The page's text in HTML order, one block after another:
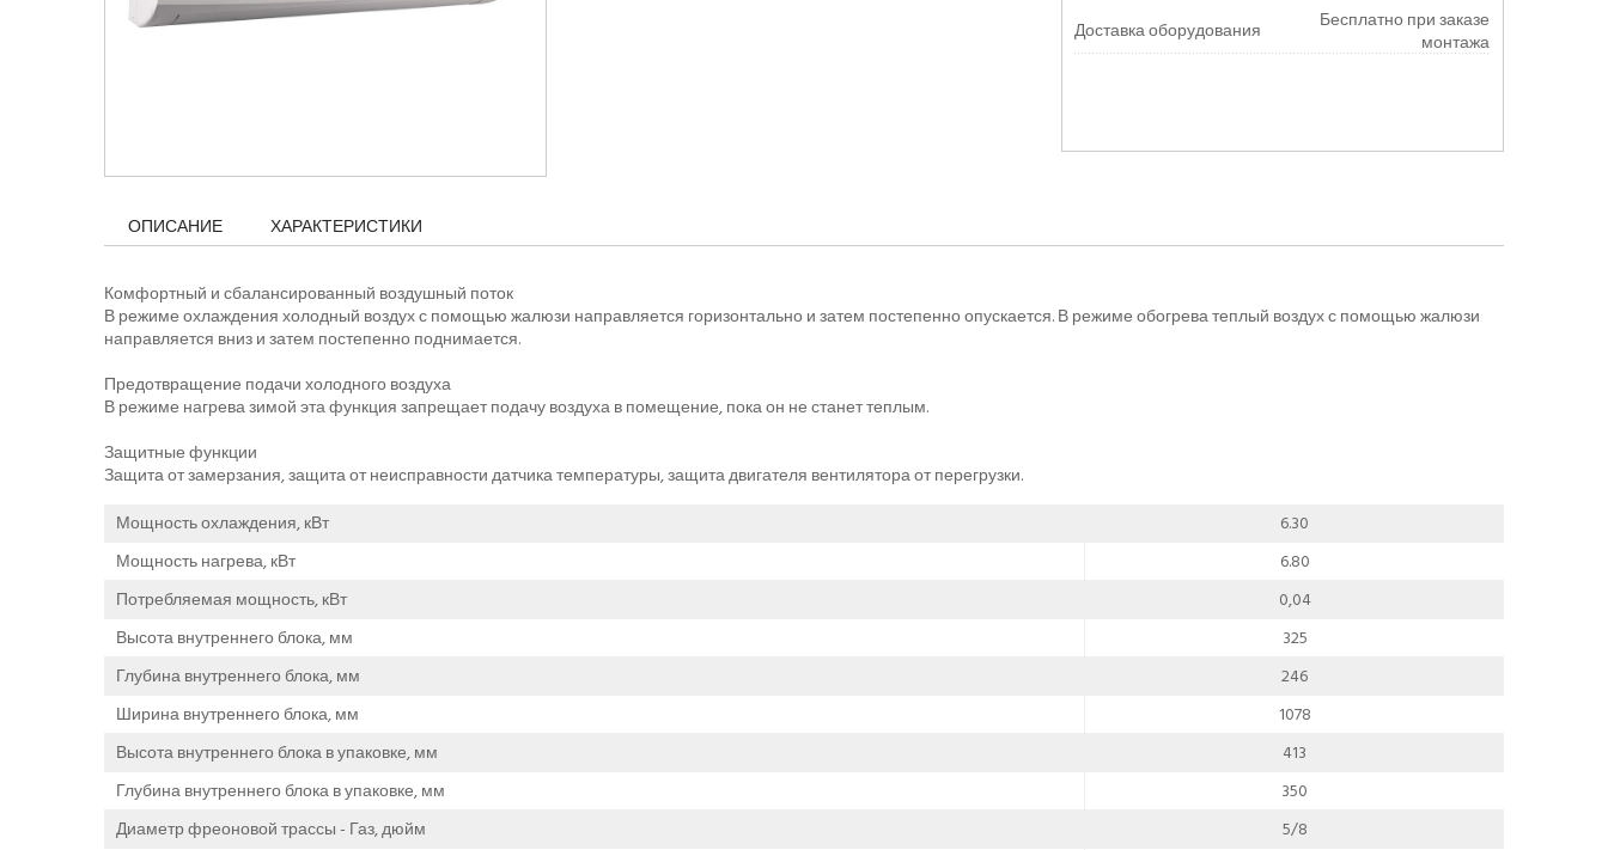
Доставка оборудования
Бесплатно при заказе
монтажа
ОПИСАНИЕ ХАРАКТЕРИСТИКИ
Комфортный и сбалансированный воздушный поток
В режиме охлаждения холодный воздух с помощью жалюзи направляется горизонтально и затем постепенно опускается. В режиме обогрева теплый воздух с помощью жалюзи
направляется вниз и затем постепенно поднимается.
Предотвращение подачи холодного воздуха
В режиме нагрева зимой эта функция запрещает подачу воздуха в помещение, пока он не станет теплым.
Защитные функции
Защита от замерзания, защита от неисправности датчика температуры, защита двигателя вентилятора от перегрузки.
Мощность охлаждения, кВт
6.30
Мощность нагрева, кВт
6.80
Потребляемая мощность, кВт
0,04
Высота внутреннего блока, мм
325
Глубина внутреннего блока, мм
246
Ширина внутреннего блока, мм
1078
Высота внутреннего блока в упаковке, мм
413
Глубина внутреннего блока в упаковке, мм
350
Диаметр фреоновой трассы - Газ, дюйм
5/8